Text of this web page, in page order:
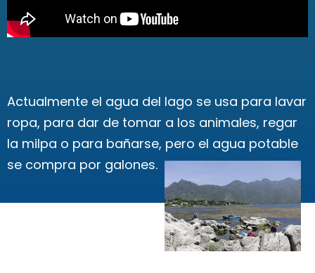
Actualmente el agua del lago se usa para lavar
ropa, para dar de tomar a los animales, regar
la milpa o para bañarse, pero el agua potable
se compra por galones.